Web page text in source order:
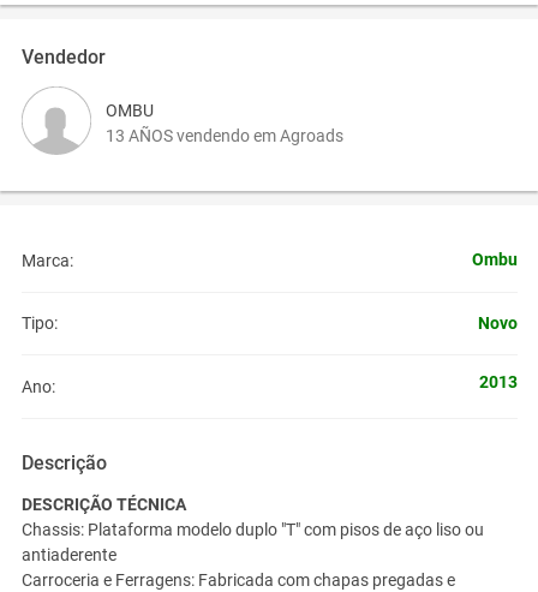
Vendedor
OMBU
13 AÑOS vendendo em Agroads
Marca: Ombu
Tipo: Novo
Ano: 2013
Descrição
DESCRIÇÃO TÉCNICA
Chassis: Plataforma modelo duplo "T" com pisos de aço liso ou
antiaderente
Carroceria e Ferragens: Fabricada com chapas pregadas e